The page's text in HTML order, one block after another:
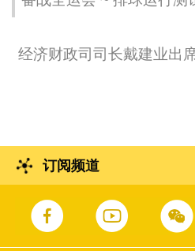
经济财政司司长戴建业出
订阅频道